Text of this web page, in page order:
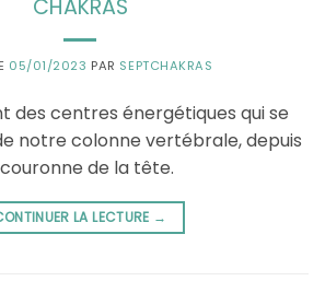
CHAKRAS
05/01/2023 PAR SEPTCHAKRAS
des centres énergétiques qui se
notre colonne vertébrale, depuis
couronne de la tête.
LA LECTURE →